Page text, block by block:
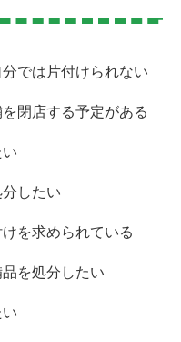
では片付けられない
閉店する予定がある
したい
を求められている
を処分したい